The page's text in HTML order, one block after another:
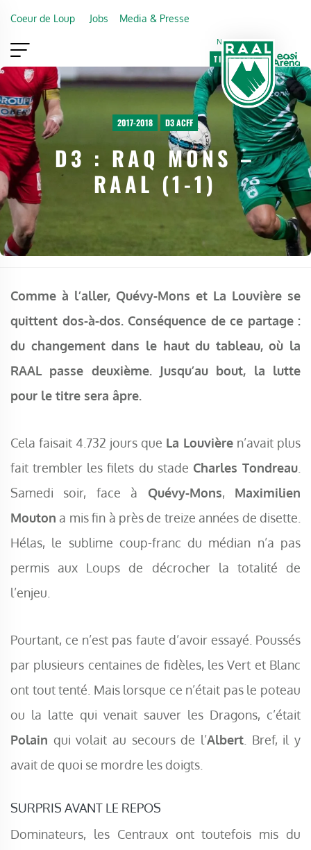
Coeur de Loup Jobs Media & Presse
Newsletter
TICKETING
VIP
FAN SHOP
2017-2018 D3 ACFF
D3 : RAQ MONS –
RAAL (1-1)
Comme à l’aller, Quévy-Mons et La Louvière se
quittent dos-à-dos. Conséquence de ce partage :
du changement dans le haut du tableau, où la
RAAL passe deuxième. Jusqu’au bout, la lutte
pour le titre sera âpre.
Cela faisait 4.732 jours que La Louvière n’avait plus
fait trembler les filets du stade Charles Tondreau
Samedi soir, face à Quévy-Mons, Maximilien
Mouton a mis fin à près de treize années de disette.
Hélas, le sublime coup-franc du médian n’a pas
permis aux Loups de décrocher la totalité de
l’enjeu.
Pourtant, ce n’est pas faute d’avoir essayé. Poussés
par plusieurs centaines de fidèles, les Vert et Blanc
ont tout tenté. Mais lorsque ce n’était pas le poteau
ou la latte qui venait sauver les Dragons, c’était
Polain qui volait au secours de l’Albert . Bref, il y
avait de quoi se mordre les doigts.
SURPRIS AVANT LE REPOS
Dominateurs, les Centraux ont toutefois mis du